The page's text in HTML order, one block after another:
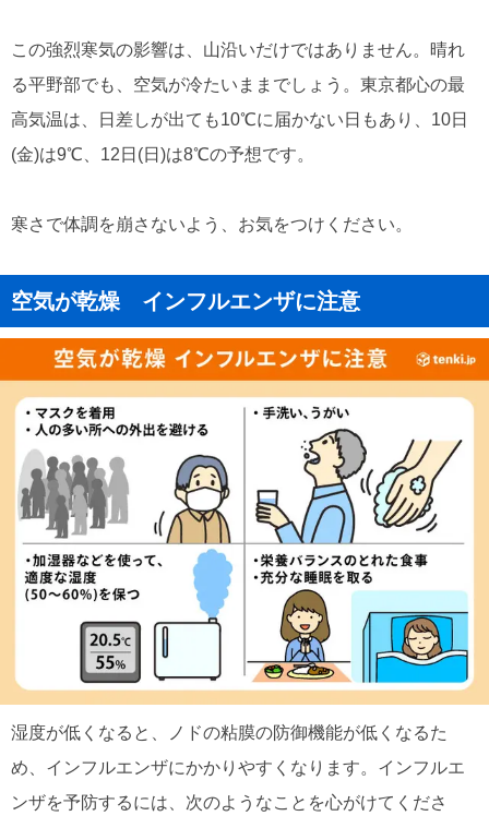
この強烈寒気の影響は、山沿いだけではありません。晴れ
る平野部でも、空気が冷たいままでしょう。東京都心の最
高気温は、日差しが出ても10℃に届かない日もあり、10日
(金)は9℃、12日(日)は8℃の予想です。
寒さで体調を崩さないよう、お気をつけください。
空気が乾燥 インフルエンザに注意
湿度が低くなると、ノドの粘膜の防御機能が低くなるた
め、インフルエンザにかかりやすくなります。インフルエ
ンザを予防するには、次のようなことを心がけてくださ